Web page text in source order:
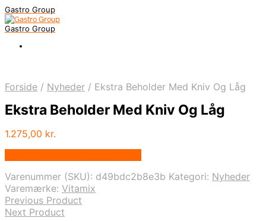
Gastro Group
Gastro Group
Forside / Nyheder / Ekstra Beholder Med Kniv Og Låg
Ekstra Beholder Med Kniv Og Låg
1.275,00 kr.
Varenummer (SKU): d49bdc2b8e3b Kategori: Nyheder
Varemærke: Vitamix
Previous Product
Next Product